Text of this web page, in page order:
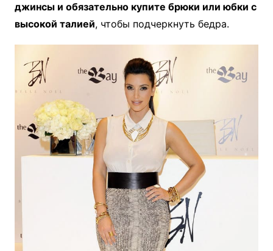
джинсы и обязательно купите брюки или юбки с
высокой талией, чтобы подчеркнуть бедра.